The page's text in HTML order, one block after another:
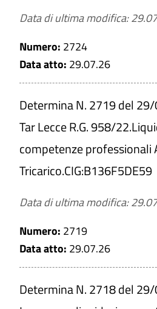
Data di ultima modifica:
Numero: 2724
Data atto: 29.07.26
Determina N. 2719 del
Tar Lecce R.G. 958/
competenze professionali
Tricarico.CIG:B136F5DE59
Data di ultima modifica:
Numero: 2719
Data atto: 29.07.26
Determina N. 2718 del